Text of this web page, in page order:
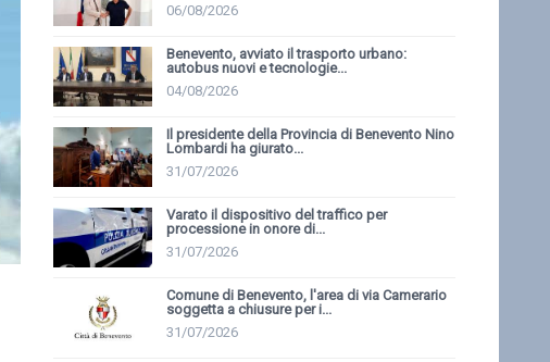
06/08/2026
Benevento, avviato il trasporto urbano:
autobus nuovi e tecnologie...
04/08/2026
Il presidente della Provincia di Benevento Nino
Lombardi ha giurato...
31/07/2026
Varato il dispositivo del traffico per
processione in onore di...
31/07/2026
Comune di Benevento, l'area di via Camerario
soggetta a chiusure per i...
31/07/2026